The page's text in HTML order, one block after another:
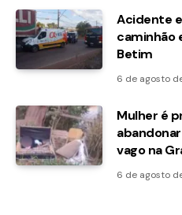
Acidente
caminhão
Betim
6 de agosto
Mulher é
vago na
6 de agosto